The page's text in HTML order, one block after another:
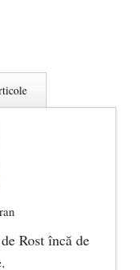
Rost încă de